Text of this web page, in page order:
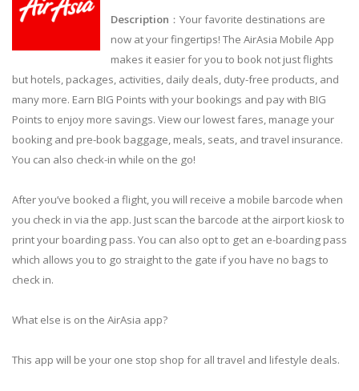
Description ：Your favorite destinations are
now at your fingertips! The AirAsia Mobile App
makes it easier for you to book not just flights
but hotels, packages, activities, daily deals, duty-free products, and
many more. Earn BIG Points with your bookings and pay with BIG
Points to enjoy more savings. View our lowest fares, manage your
booking and pre-book baggage, meals, seats, and travel insurance.
You can also check-in while on the go!
After you’ve booked a flight, you will receive a mobile barcode when
you check in via the app. Just scan the barcode at the airport kiosk to
print your boarding pass. You can also opt to get an e-boarding pass
which allows you to go straight to the gate if you have no bags to
check in.
What else is on the AirAsia app?
This app will be your one stop shop for all travel and lifestyle deals.